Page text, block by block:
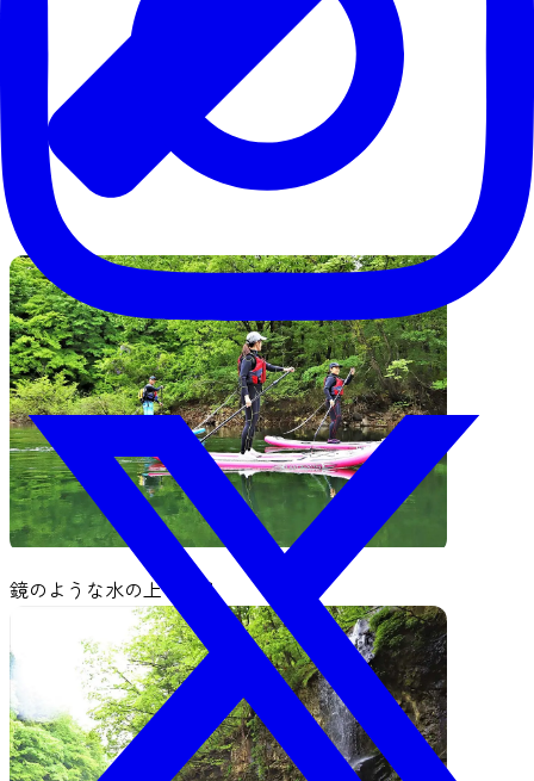
鏡のような水の上を滑る